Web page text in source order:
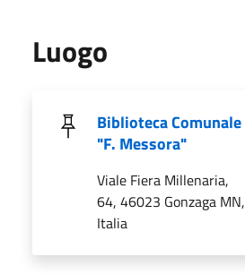
Luogo
Biblioteca Comunale
"F. Messora"
Viale Fiera Millenaria,
64, 46023 Gonzaga MN,
Italia